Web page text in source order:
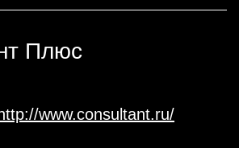
Плюс
http://www.consultant.ru/